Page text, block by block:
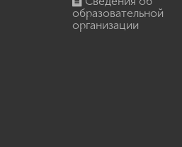
образовательной
организации